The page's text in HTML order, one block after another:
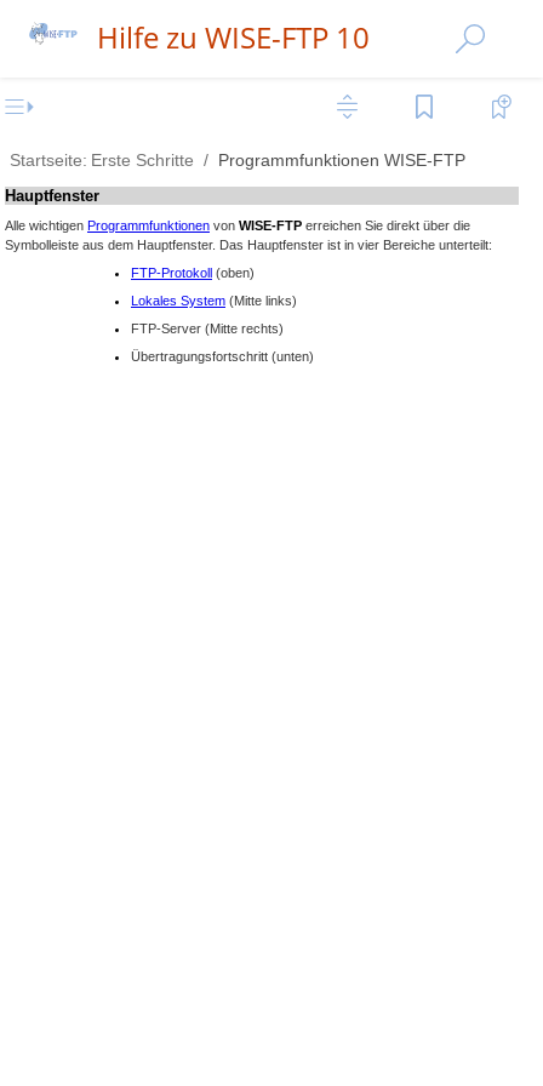
Hilfe zu WISE-FTP 10
Startseite: Erste Schritte
Programmfunktionen WISE-FTP
Hauptfenster
Alle wichtigen Programmfunktionen von WISE-FTP erreichen Sie direkt über die
Symbolleiste aus dem Hauptfenster. Das Hauptfenster ist in vier Bereiche unterteilt:
FTP-Protokoll (oben)
Lokales System (Mitte links)
FTP-Server (Mitte rechts)
Übertragungsfortschritt (unten)